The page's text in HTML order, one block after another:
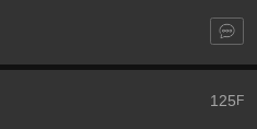
125 F